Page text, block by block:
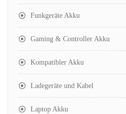
Funkgeräte Akku
Gaming & Controller Akku
Kompatibler Akku
Ladegeräte und Kabel
Laptop Akku